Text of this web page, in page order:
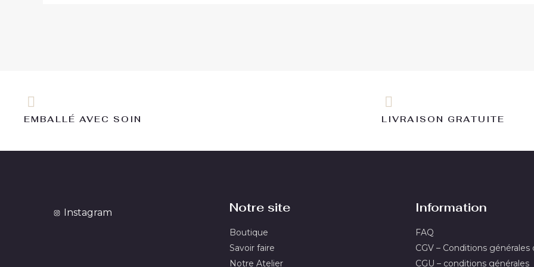
EMBALLÉ AVEC SOIN LIVRAISON GRATUITE
Instagram Notre site
Boutique
Savoir faire
Notre Atelier
Information
FAQ
CGV – Conditions
CGU – conditions générales